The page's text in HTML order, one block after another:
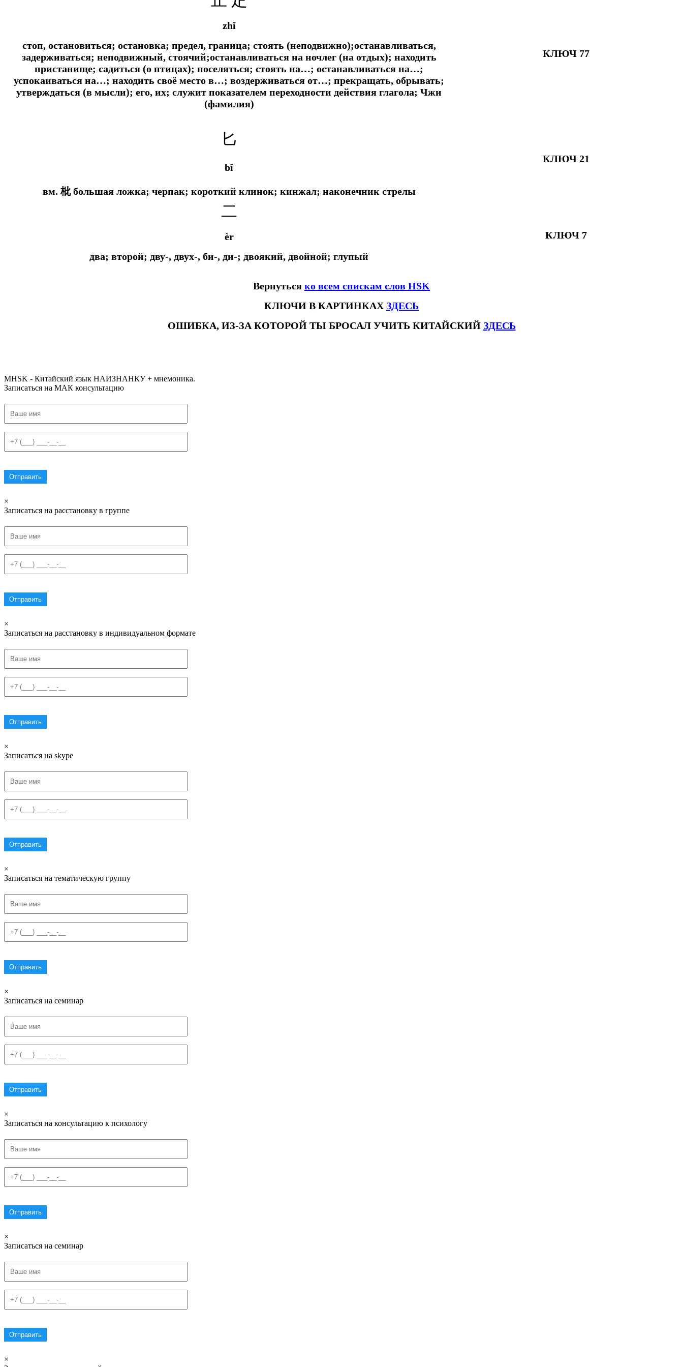
zhǐ
стоп, остановиться; остановка; предел, граница; стоять (неподвижно);останавливаться,
задерживаться; неподвижный, стоячий;останавливаться на ночлег (на отдых); находить
пристанище; садиться (о птицах); поселяться; стоять на…; останавливаться на…;
успокаиваться на…; находить своё место в…; воздерживаться от…; прекращать, обрывать;
утверждаться (в мысли); его, их; служит показателем переходности действия глагола; Чжи
(фамилия)
КЛЮЧ 77
匕
bǐ
вм. 枇 большая ложка; черпак; короткий клинок; кинжал; наконечник стрелы
КЛЮЧ 21
二
èr
два; второй; дву-, двух-, би-, ди-; двоякий, двойной; глупый
КЛЮЧ 7
Вернуться ко всем спискам слов HSK
КЛЮЧИ В КАРТИНКАХ ЗДЕСЬ
ОШИБКА, ИЗ-ЗА КОТОРОЙ ТЫ БРОСАЛ УЧИТЬ КИТАЙСКИЙ ЗДЕСЬ
MHSK - Китайский язык НАИЗНАНКУ + мнемоника.
Записаться на МАК консультацию
×
Записаться на расстановку в группе
×
Записаться на расстановку в индивидуальном формате
×
Записаться на skype
×
Записаться на тематическую группу
×
Записаться на семинар
×
Записаться на консультацию к психологу
×
Записаться на семинар
×